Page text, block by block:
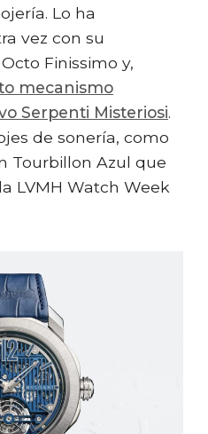
Lo ha
vez con su
Finissimo y,
mecanismo
Serpenti Misteriosi.
de sonería, como
Tourbillon Azul que
LVMH Watch Week